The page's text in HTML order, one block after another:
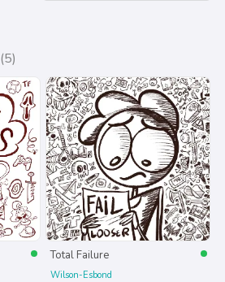
(5)
Total Failure
Wilson-Esbond